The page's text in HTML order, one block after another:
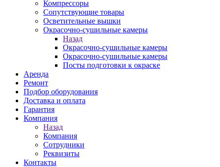
Компрессоры
Сопутствующие товары
Осветительные вышки
Окрасочно-сушильные камеры
Назад
Окрасочно-сушильные камеры
Окрасочно-сушильные камеры
Посты подготовки к окраске
Аренда
Ремонт
Подбор оборудования
Доставка и оплата
Гарантия
Компания
Назад
Компания
Сотрудники
Реквизиты
Контакты